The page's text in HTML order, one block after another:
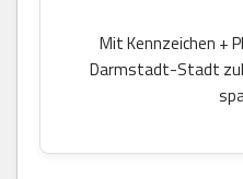
Mit Kennzeichen +
Darmstadt-Stadt